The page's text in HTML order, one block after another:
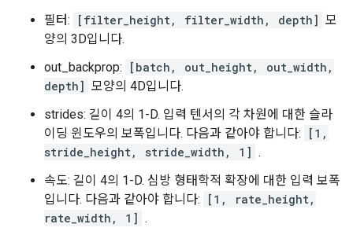
필터:
[filter_height, filter_width, depth] 모
양의 3D입니다.
out_backprop:
[batch, out_height, out_width,
depth] 모양의 4D입니다.
strides: 길이 4의 1-D. 입력 텐서의 각 차원에 대한 슬라
이딩 윈도우의 보폭입니다. 다음과 같아야 합니다:
[1,
stride_height, stride_width, 1] .
속도: 길이 4의 1-D. 심방 형태학적 확장에 대한 입력 보폭
입니다. 다음과 같아야 합니다:
[1, rate_height,
rate_width, 1] .